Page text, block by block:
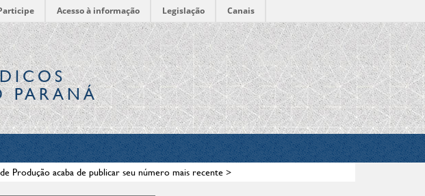
Acesso à informação Legislação Canais
PARANÁ
Produção acaba de publicar seu número mais recente>